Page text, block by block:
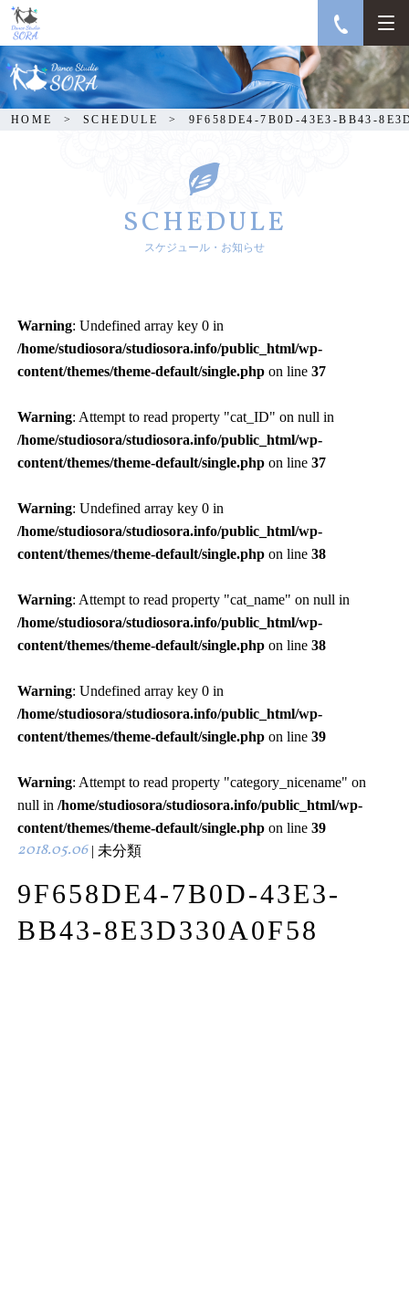
9F658DE4-7B0D-43E3-
BB43-8E3D330A0F58
HOME SCHEDULE 9F658DE4-7B0D-43E3-BB43-
SCHEDULE
スケジュール・お知らせ
Warning: Undefined array key 0 in
/home/studiosora/studiosora.info/public_html/wp-
content/themes/theme-default/single.php on line37
Warning: Attempt to read property "cat_ID" on null in
/home/studiosora/studiosora.info/public_html/wp-
content/themes/theme-default/single.php on line37
Warning: Undefined array key 0 in
/home/studiosora/studiosora.info/public_html/wp-
content/themes/theme-default/single.php on line38
Warning: Attempt to read property "cat_name" on null in
/home/studiosora/studiosora.info/public_html/wp-
content/themes/theme-default/single.php on line38
Warning: Undefined array key 0 in
/home/studiosora/studiosora.info/public_html/wp-
content/themes/theme-default/single.php on line39
Warning: Attempt to read property "category_nicename" on
null in/home/studiosora/studiosora.info/public_html/wp-
content/themes/theme-default/single.php on line39
2018.05.06| 未分類
9F658DE4-7B0D-43E3-
BB43-8E3D330A0F58